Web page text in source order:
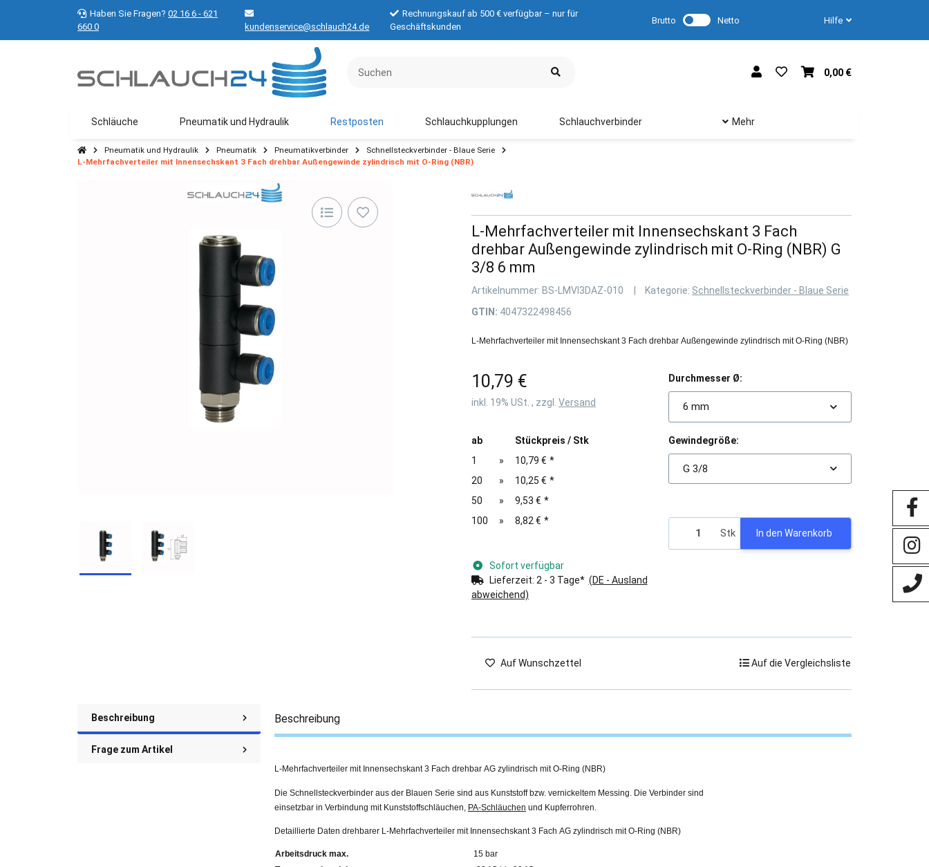
Haben Sie Fragen? 02 16 6 - 621
660 0
kundenservice@schlauch24.de
Rechnungskauf ab 500 € verfügbar – nur für
Geschäftskunden
Brutto Netto Hilfe
0,00 €
Schläuche Pneumatik und Hydraulik Restposten Schlauchkupplungen Schlauchverbinder Mehr
Pneumatik und Hydraulik Pneumatik Pneumatikverbinder
Schnellsteckverbinder - Blaue Serie
L-Mehrfachverteiler mit Innensechskant 3 Fach drehbar Außengewinde zylindrisch mit O-Ring (NBR)
L-Mehrfachverteiler mit Innensechskant 3 Fach
drehbar Außengewinde zylindrisch mit O-Ring (NBR) G
3/8 6 mm
Artikelnummer: BS-LMVI3DAZ-010 Kategorie: Schnellsteckverbinder - Blaue Serie
GTIN: 4047322498456
L-Mehrfachverteiler mit Innensechskant 3 Fach drehbar Außengewinde zylindrisch mit O-Ring (NBR)
10,79 €
inkl. 19% USt. , zzgl. Versand
ab
Stückpreis / Stk
1
» 10,79 € *
20
» 10,25 € *
50
» 9,53 € *
100
» 8,82 € *
Sofort verfügbar
Lieferzeit: 2 - 3 Tage* (DE - Ausland
abweichend)
Durchmesser Ø:
6 mm
Gewindegröße:
G 3/8
Stk In den Warenkorb
Auf Wunschzettel Auf die Vergleichsliste
Beschreibung
Frage zum Artikel
Beschreibung
L-Mehrfachverteiler mit Innensechskant 3 Fach drehbar AG zylindrisch mit O-Ring (NBR)
Die Schnellsteckverbinder aus der Blauen Serie sind aus Kunststoff bzw. vernickeltem Messing. Die Verbinder sind
einsetzbar in Verbindung mit Kunststoffschläuchen, PA-Schläuchen und Kupferrohren.
Detaillierte Daten drehbarer L-Mehrfachverteiler mit Innensechskant 3 Fach AG zylindrisch mit O-Ring (NBR)
Arbeitsdruck max.
15 bar